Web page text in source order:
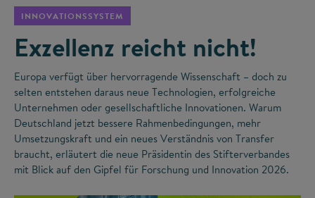
INNOVATIONSSYSTEM
Exzellenz reicht nicht!
Europa verfügt über hervorragende Wissenschaft – doch zu
selten entstehen daraus neue Technologien, erfolgreiche
Unternehmen oder gesellschaftliche Innovationen. Warum
Deutschland jetzt bessere Rahmenbedingungen, mehr
Umsetzungskraft und ein neues Verständnis von Transfer
braucht, erläutert die neue Präsidentin des Stifterverbandes
mit Blick auf den Gipfel für Forschung und Innovation 2026.